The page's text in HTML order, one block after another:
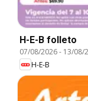
H-E-B folleto
07/08/2026- 13/08/
H-E-B